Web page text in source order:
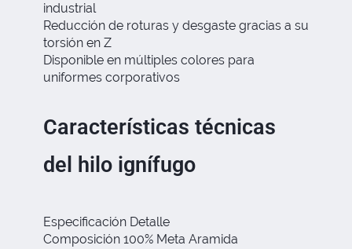
industrial
Reducción de roturas y desgaste gracias a su
torsión en Z
Disponible en múltiples colores para
uniformes corporativos
Características técnicas
del hilo ignífugo
Especificación Detalle
Composición 100% Meta Aramida